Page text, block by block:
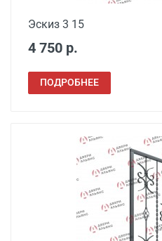
Эскиз 3 15
4 750 р.
ПОДРОБНЕЕ